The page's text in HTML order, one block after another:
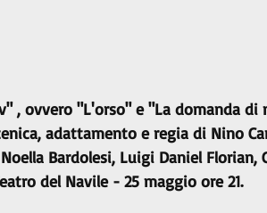
, ovvero "L'orso" e "La domanda
adattamento e regia di Nino
Bardolesi, Luigi Daniel Florian,
del Navile - 25 maggio ore 21.